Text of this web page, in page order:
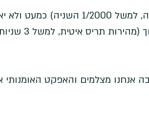
לדוגמא, זמן חשיפה קצר (מהירות תריס גבוהה, למשל 1/2000
כניסה של אור למצלמה, ואילו זמן
אנחנו מצלמים והאפקט האומנותי